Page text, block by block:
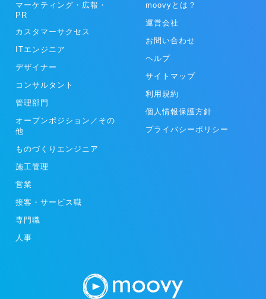
マーケティング・広報・
PR
カスタマーサクセス
ITエンジニア
デザイナー
コンサルタント
管理部門
オープンポジション／その
他
ものづくりエンジニア
施工管理
営業
接客・サービス職
専門職
人事
moovyとは？
運営会社
お問い合わせ
ヘルプ
サイトマップ
利用規約
個人情報保護方針
プライバシーポリシー